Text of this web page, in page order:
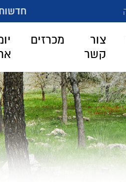
חדשות של הפנימייה:
צור
קשר
מכרזים